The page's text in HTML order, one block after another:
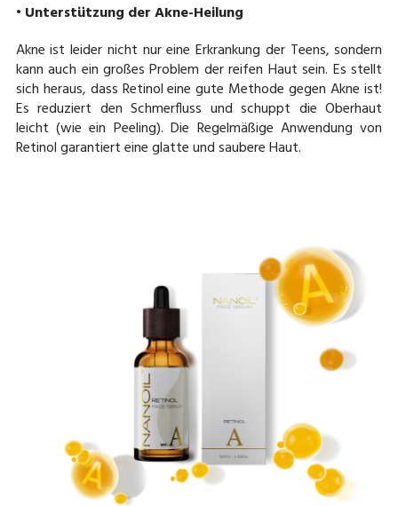
• Unterstützung der Akne-Heilung
Akne ist leider nicht nur eine Erkrankung der Teens, sondern
kann auch ein großes Problem der reifen Haut sein. Es stellt
sich heraus, dass Retinol eine gute Methode gegen Akne ist!
Es reduziert den Schmerfluss und schuppt die Oberhaut
leicht (wie ein Peeling). Die Regelmäßige Anwendung von
Retinol garantiert eine glatte und saubere Haut.